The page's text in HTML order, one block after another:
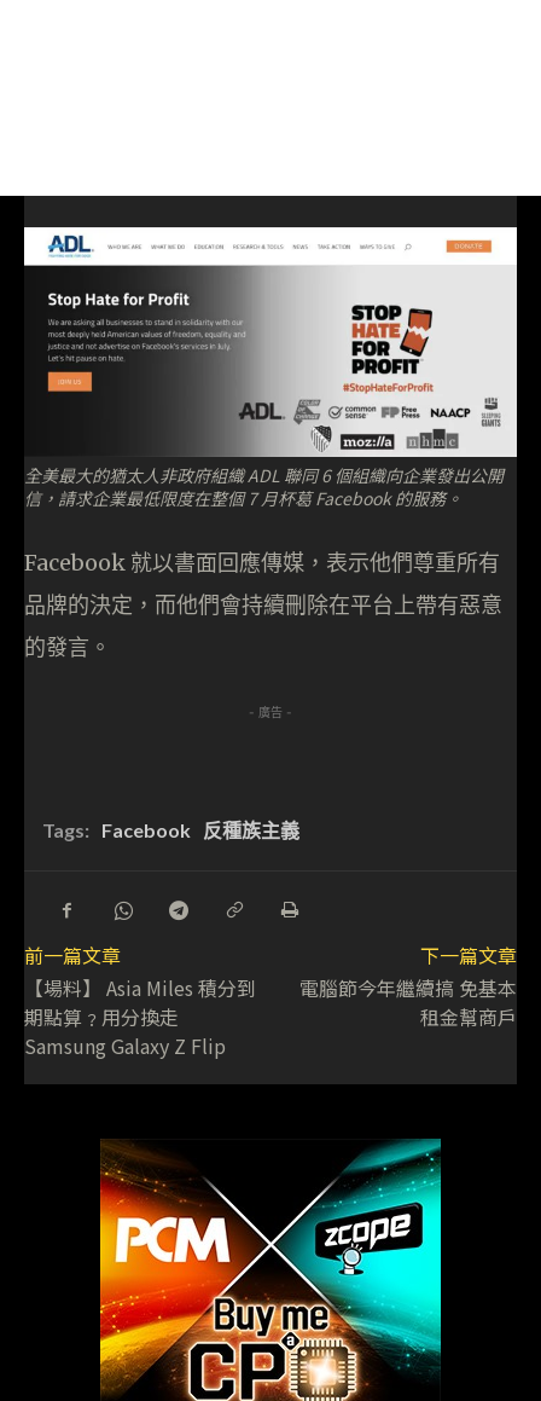
全美最大的猶太人非政府組織 ADL 聯同 6 個組織向企業發出公開
信，請求企業最低限度在整個 7 月杯葛 Facebook 的服務。
Facebook 就以書面回應傳媒，表示他們尊重所有
品牌的決定，而他們會持續刪除在平台上帶有惡意
的發言。
- 廣告 -
Tags: Facebook 反種族主義
前一篇文章
【場料】 Asia Miles 積分到
期點算﹖用分換走
Samsung Galaxy Z Flip
下一篇文章
電腦節今年繼續搞 免基本
租金幫商戶